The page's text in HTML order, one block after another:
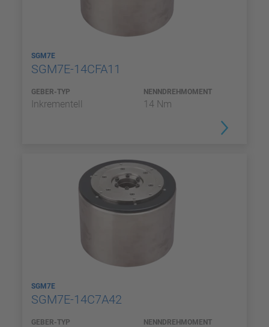
SGM7E
SGM7E-14CFA11
GEBER-TYP
Inkrementell
NENNDREHMOMENT
14 Nm
SGM7E
SGM7E-14C7A42
GEBER-TYP NENNDREHMOMENT